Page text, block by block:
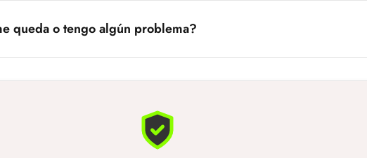
queda o tengo algún problema?